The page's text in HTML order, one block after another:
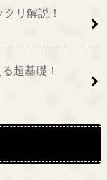
リ解説！
超基礎！